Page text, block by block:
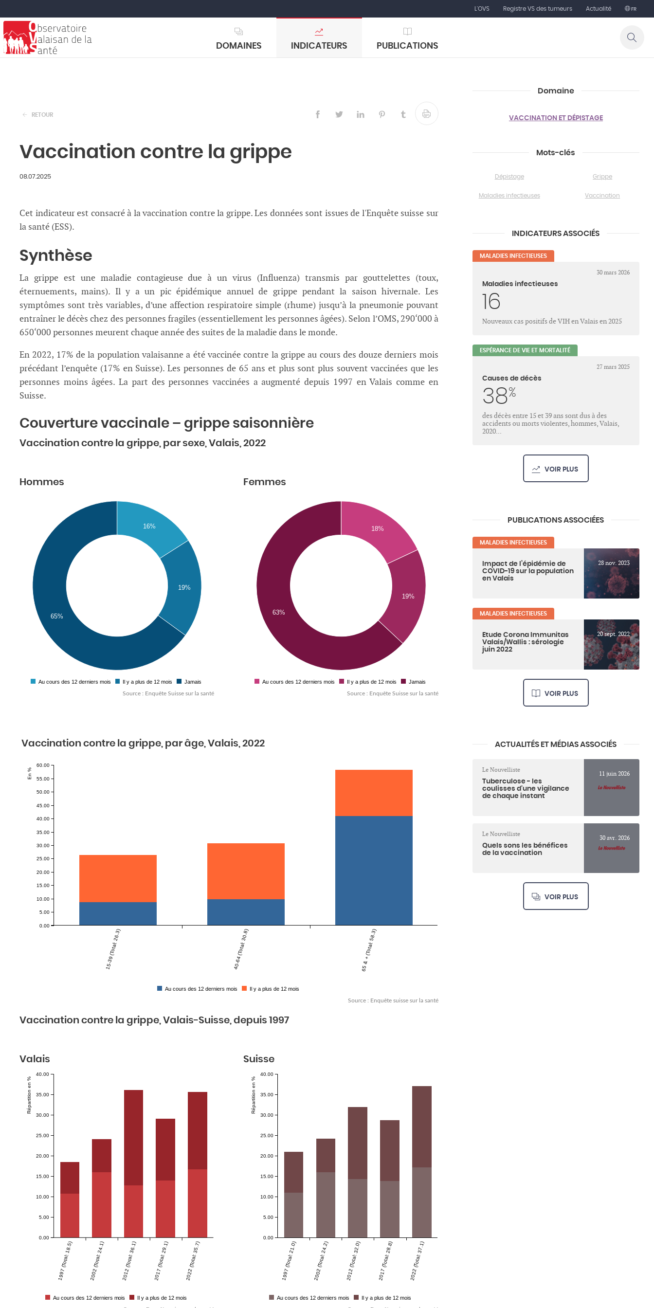
L'OVS Registre VS des tumeurs Actualité FR
DOMAINES INDICATEURS PUBLICATIONS
RETOUR
Vaccination contre la grippe
08.07.2025
Cet indicateur est consacré à la vaccination contre la grippe. Les données sont issues de l'Enquête suisse sur
la santé (ESS).
Synthèse
La grippe est une maladie contagieuse due à un virus (Influenza) transmis par gouttelettes (toux,
éternuements, mains). Il y a un pic épidémique annuel de grippe pendant la saison hivernale. Les
symptômes sont très variables, d’une affection respiratoire simple (rhume) jusqu’à la pneumonie pouvant
entraîner le décès chez des personnes fragiles (essentiellement les personnes âgées). Selon l’OMS, 290‘000 à
650‘000 personnes meurent chaque année des suites de la maladie dans le monde.
En 2022, 17% de la population valaisanne a été vaccinée contre la grippe au cours des douze derniers mois
précédant l’enquête (17% en Suisse). Les personnes de 65 ans et plus sont plus souvent vaccinées que les
personnes moins âgées. La part des personnes vaccinées a augmenté depuis 1997 en Valais comme en
Suisse.
Couverture vaccinale – grippe saisonnière
Vaccination contre la grippe, par sexe, Valais, 2022
Hommes
16%
19%
65%
Au cours des 12 derniers mois Il y a plus de 12 mois
Jamais
Source : Enquête Suisse sur la santé
Femmes
18%
19%
63%
Au cours des 12 derniers mois Il y a plus de 12 mois
Jamais
Source : Enquête Suisse sur la santé
Vaccination contre la grippe, par âge, Valais, 2022
15-39 (Total: 26.3) 40-64 (Total: 30.8) 65 & + (Total: 58.3)
En %
0.00
5.00
10.00
15.00
20.00
25.00
30.00
35.00
40.00
45.00
50.00
55.00
60.00
Au cours des 12 derniers mois
Il y a plus de 12 mois
Source : Enquête suisse sur la santé
Vaccination contre la grippe, Valais-Suisse, depuis 1997
Valais
1997 (Total: 18.5) 2002 (Total: 24.1) 2012 (Total: 36.1) 2017 (Total: 29.1) 2022 (Total: 35.7)
Répartition en %
0.00
5.00
10.00
15.00
20.00
25.00
30.00
35.00
40.00
Au cours des 12 derniers mois
Il y a plus de 12 mois
Suisse
1997 (Total: 21.0) 2002 (Total: 24.2) 2012 (Total: 32.0) 2017 (Total: 28.8) 2022 (Total: 37.1)
Répartition en %
0.00
5.00
10.00
15.00
20.00
25.00
30.00
35.00
40.00
Au cours des 12 derniers mois
Il y a plus de 12 mois
Domaine
VACCINATION ET DÉPISTAGE
Mots-clés
Dépistage Grippe
Maladies infectieuses Vaccination
INDICATEURS ASSOCIÉS
MALADIES INFECTIEUSES
30 mars 2026
Maladies infectieuses
16
Nouveaux cas positifs de VIH en Valais en 2025
ESPÉRANCE DE VIE ET MORTALITÉ
27 mars 2025
Causes de décès
38%
des décès entre 15 et 39 ans sont dus à des
accidents ou morts violentes, hommes, Valais,
2020...
VOIR PLUS
PUBLICATIONS ASSOCIÉES
MALADIES INFECTIEUSES
Impact de l’épidémie de
COVID-19 sur la population
en Valais
28 nov. 2023
MALADIES INFECTIEUSES
Etude Corona Immunitas
Valais/Wallis : sérologie
juin 2022
20 sept. 2022
VOIR PLUS
ACTUALITÉS ET MÉDIAS ASSOCIÉS
Le Nouvelliste
Tuberculose - les
coulisses d'une vigilance
de chaque instant
11 juin 2026
Le Nouvelliste
Quels sons les bénéfices
de la vaccination
30 avr. 2026
VOIR PLUS